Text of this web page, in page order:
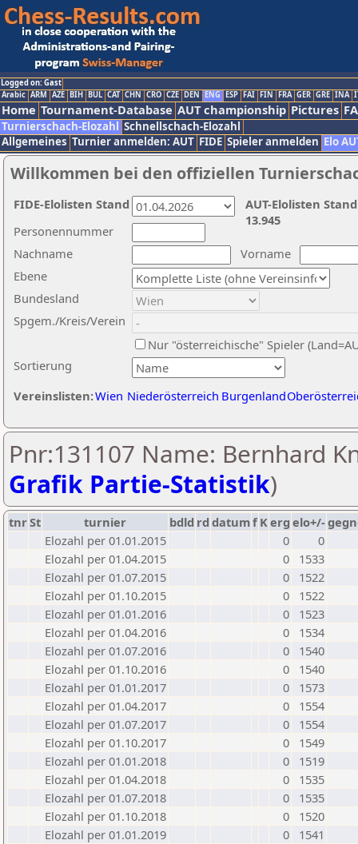
Logged on: Gast
Arabic ARM AZE BIH BUL CAT CHN CRO CZE DEN ENG ESP FAI FIN FRA GER GRE INA
Home Tournament-Database AUT championship Pictures
Turnierschach-Elozahl Schnellschach-Elozahl
Allgemeines Turnier anmelden: AUT FIDE Spieler anmelden Elo
Willkommen bei den offiziellen
Nachname
Vorname
Ebene
Sortierung
Personennummer
Bundesland
Spgem./Kreis/Verein
Nur "österreichische" Spieler
Vereinslisten:Wien Niederösterreich Burgenland
AUT-Elolisten
13.945
FIDE-Elolisten Stand
Pnr:131107 Name: Bernhard
Grafik Partie-Statistik)
tnrSt turnier bdld rd datumf Kerg elo+/-
Elozahl per 01.01.2015
0
0
Elozahl per 01.04.2015
0
1533
Elozahl per 01.07.2015
0
1522
Elozahl per 01.10.2015
0
1522
Elozahl per 01.01.2016
0
1523
Elozahl per 01.04.2016
0
1534
Elozahl per 01.07.2016
0
1540
Elozahl per 01.10.2016
0
1540
Elozahl per 01.01.2017
0
1573
Elozahl per 01.04.2017
0
1554
Elozahl per 01.07.2017
0
1554
Elozahl per 01.10.2017
0
1549
Elozahl per 01.01.2018
0
1519
Elozahl per 01.04.2018
0
1535
Elozahl per 01.07.2018
0
1535
Elozahl per 01.10.2018
0
1520
Elozahl per 01.01.2019
0
1541